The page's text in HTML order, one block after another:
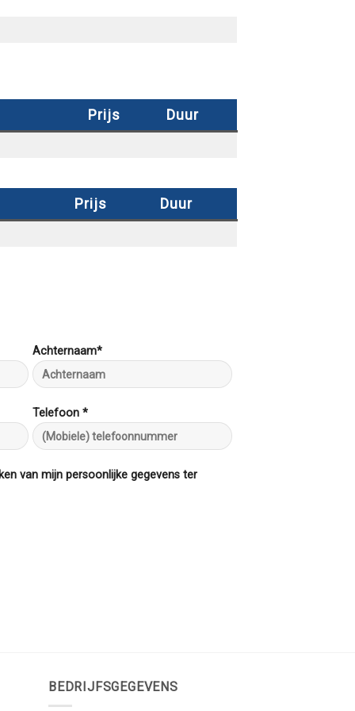
Prijs Duur
Prijs Duur
Achternaam*
Telefoon *
van mijn persoonlijke gegevens ter
BEDRIJFSGEGEVENS